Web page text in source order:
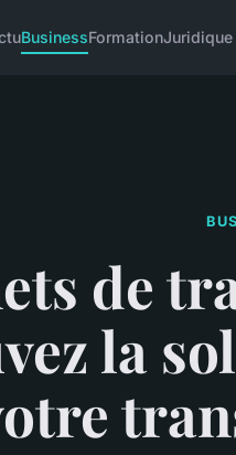
BusinessFormationJuridique
de
la